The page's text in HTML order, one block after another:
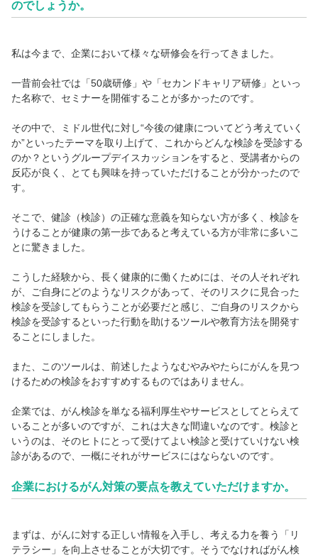
のでしょうか。
私は今まで、企業において様々な研修会を行ってきました。
一昔前会社では「50歳研修」や「セカンドキャリア研修」といっ
た名称で、セミナーを開催することが多かったのです。
その中で、ミドル世代に対し“今後の健康についてどう考えていく
か”といったテーマを取り上げて、これからどんな検診を受診する
のか？というグループデイスカッションをすると、受講者からの
反応が良く、とても興味を持っていただけることが分かったので
す。
そこで、健診（検診）の正確な意義を知らない方が多く、検診を
うけることが健康の第一歩であると考えている方が非常に多いこ
とに驚きました。
こうした経験から、長く健康的に働くためには、その人それぞれ
が、ご自身にどのようなリスクがあって、そのリスクに見合った
検診を受診してもらうことが必要だと感じ、ご自身のリスクから
検診を受診するといった行動を助けるツールや教育方法を開発す
ることにしました。
また、このツールは、前述したようなむやみやたらにがんを見つ
けるための検診をおすすめするものではありません。
企業では、がん検診を単なる福利厚生やサービスとしてとらえて
いることが多いのですが、これは大きな間違いなのです。検診と
いうのは、そのヒトにとって受けてよい検診と受けていけない検
診があるので、一概にそれがサービスにはならないのです。
企業におけるがん対策の要点を教えていただけますか。
まずは、がんに対する正しい情報を入手し、考える力を養う「リ
テラシー」を向上させることが大切です。そうでなければがん検